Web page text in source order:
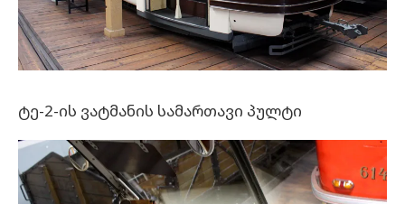
ტე-2-ის ვატმანის სამართავი პულტი